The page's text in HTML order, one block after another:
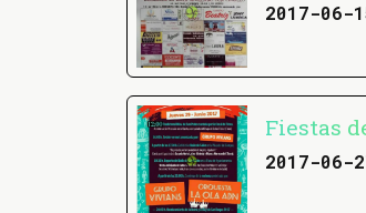
2017-06-
Fiestas
2017-06-